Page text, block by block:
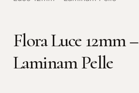
Flora Luce 12mm –
Laminam Pelle